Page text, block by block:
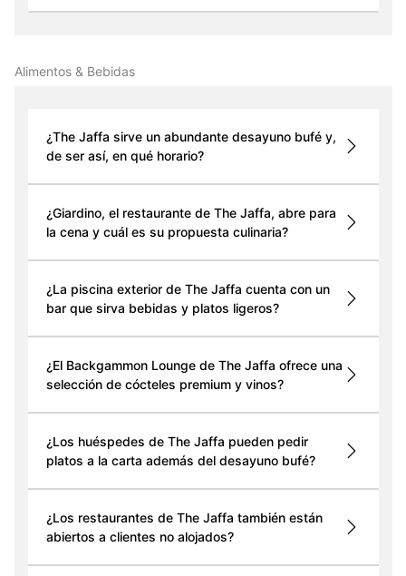
Alimentos & Bebidas
¿The Jaffa sirve un abundante desayuno bufé y,
de ser así, en qué horario?
¿Giardino, el restaurante de The Jaffa, abre para
la cena y cuál es su propuesta culinaria?
¿La piscina exterior de The Jaffa cuenta con un
bar que sirva bebidas y platos ligeros?
¿El Backgammon Lounge de The Jaffa ofrece una
selección de cócteles premium y vinos?
¿Los huéspedes de The Jaffa pueden pedir
platos a la carta además del desayuno bufé?
¿Los restaurantes de The Jaffa también están
abiertos a clientes no alojados?